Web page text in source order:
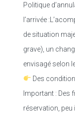
Politique
l’arrivée
de situation
grave), un
envisagé selon
Des
Important : Des
réservation, peu